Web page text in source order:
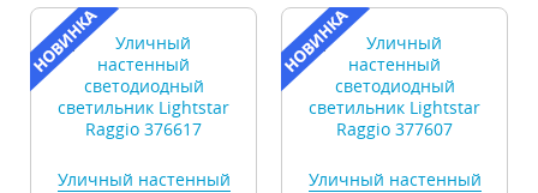
Уличный настенный
Уличный настенный